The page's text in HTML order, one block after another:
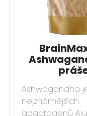
Ashwagandha
nejznámějších
adaptogenů